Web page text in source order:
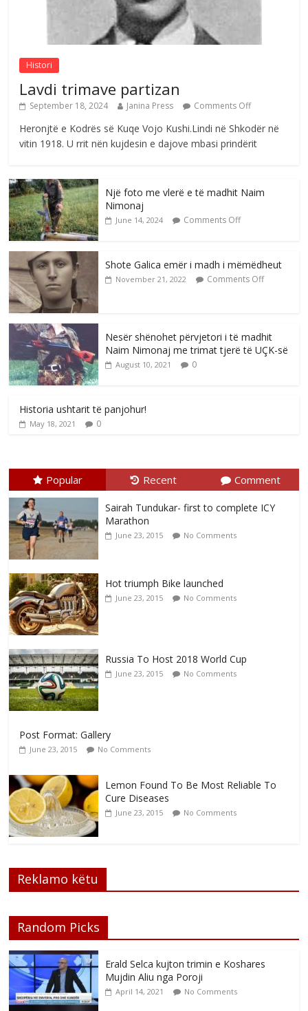
Sulm , pse të dua ty
August 8, 2026 Comments Off
Histori
Lavdi trimave partizan
September 18, 2024 Janina Press Comments Off
Heronjtë e Kodrës së Kuqe Vojo Kushi.Lindi në Shkodër në
vitin 1918. U rrit nën kujdesin e dajove mbasi prindërit
Një foto me vlerë e të madhit Naim
Nimonaj
June 14, 2024 Comments Off
Shote Galica emër i madh i mëmëdheut
November 21, 2022 Comments Off
Nesër shënohet përvjetori i të madhit
Naim Nimonaj me trimat tjerë të UÇK-së
August 10, 2021 0
Historia ushtarit të panjohur!
May 18, 2021 0
Popular Recent Comment
Sairah Tundukar- first to complete ICY
Marathon
June 23, 2015 No Comments
Hot triumph Bike launched
June 23, 2015 No Comments
Russia To Host 2018 World Cup
June 23, 2015 No Comments
Post Format: Gallery
June 23, 2015 No Comments
Lemon Found To Be Most Reliable To
Cure Diseases
June 23, 2015 No Comments
Reklamo këtu
Random Picks
Erald Selca kujton trimin e Koshares
Mujdin Aliu nga Poroji
April 14, 2021 No Comments